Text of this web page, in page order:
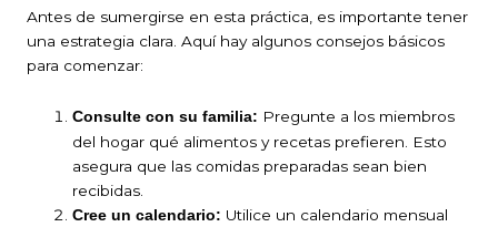
Antes de sumergirse en esta práctica, es importante tener
una estrategia clara. Aquí hay algunos consejos básicos
para comenzar:
Consulte con su familia: Pregunte a los miembros
del hogar qué alimentos y recetas prefieren. Esto
asegura que las comidas preparadas sean bien
recibidas.
Cree un calendario: Utilice un calendario mensual